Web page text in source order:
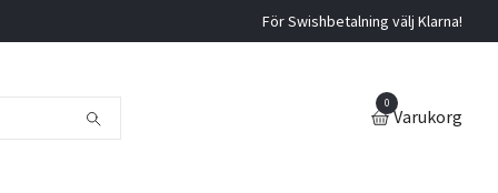
För Swishbetalning välj Klarna!
0
Varukorg